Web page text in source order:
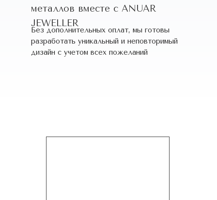
металлов вместе с ANUAR
JEWELLER
Без дополнительных оплат, мы готовы
разработать уникальный и неповторимый
дизайн c учетом всех пожеланий